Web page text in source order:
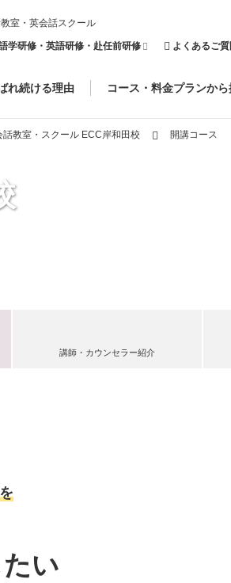
室・英会話スクール
学研修・英語研修・赴任前研修 よくあるご質
れ続ける理由 コース・料金プランか
話教室・スクール ECC岸和田校 開講コース
講師・カウンセラー紹介
い